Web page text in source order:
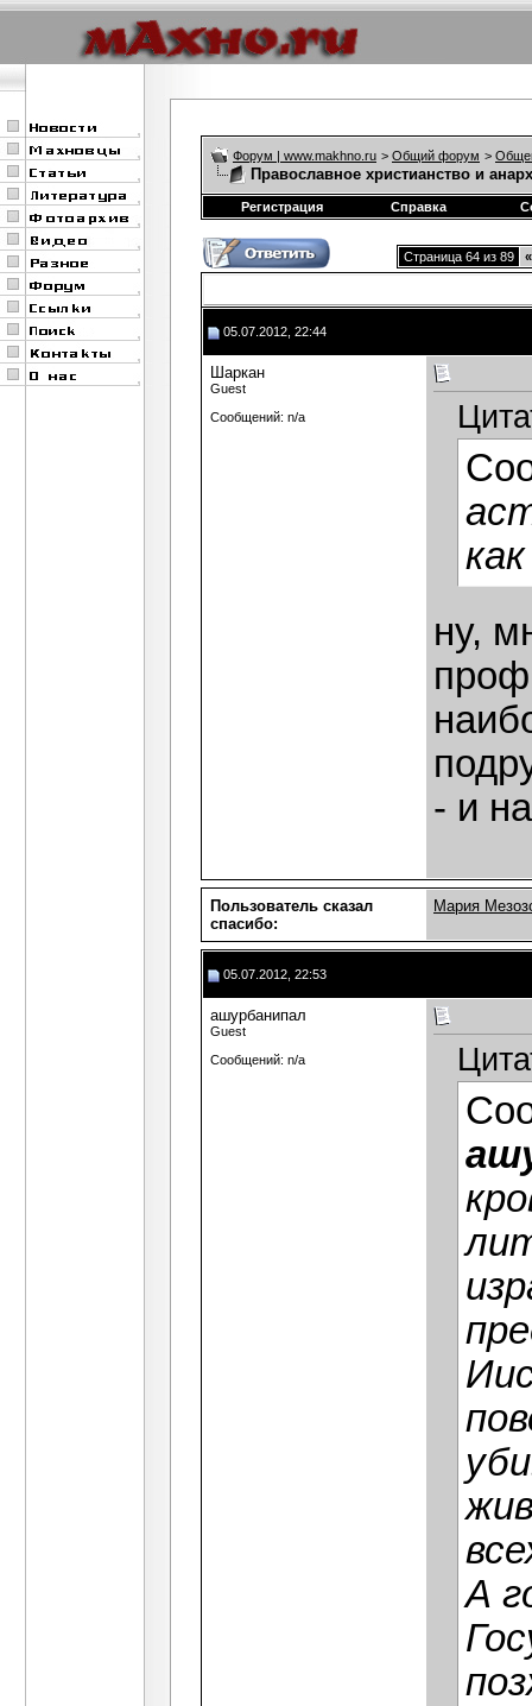
Форум | www.makhno.ru > Общий форум >
Православное христианство и
Регистрация Справка
Страница 64 из 89 «
05.07.2012, 22:44
Шаркан
Guest
Сообщений: n/a
ну,
- и
Пользователь сказал
cпасибо:
Мария
05.07.2012, 22:53
ашурбанипал
Guest
Сообщений: n/a
А